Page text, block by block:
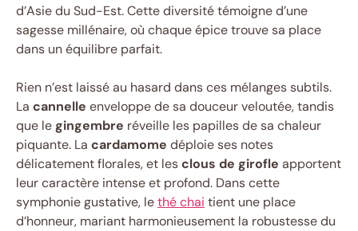
d’Asie du Sud-Est. Cette diversité témoigne d’une
sagesse millénaire, où chaque épice trouve sa place
dans un équilibre parfait.
Rien n’est laissé au hasard dans ces mélanges subtils.
La cannelle enveloppe de sa douceur veloutée, tandis
que legingembre réveille les papilles de sa chaleur
piquante. La cardamome déploie ses notes
délicatement florales, et lesclous de girofle apportent
leur caractère intense et profond. Dans cette
symphonie gustative, lethé chai tient une place
d’honneur, mariant harmonieusement la robustesse du